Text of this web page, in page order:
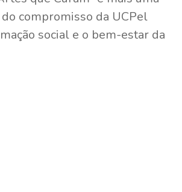
compromisso da UCPel
social e o bem-estar da